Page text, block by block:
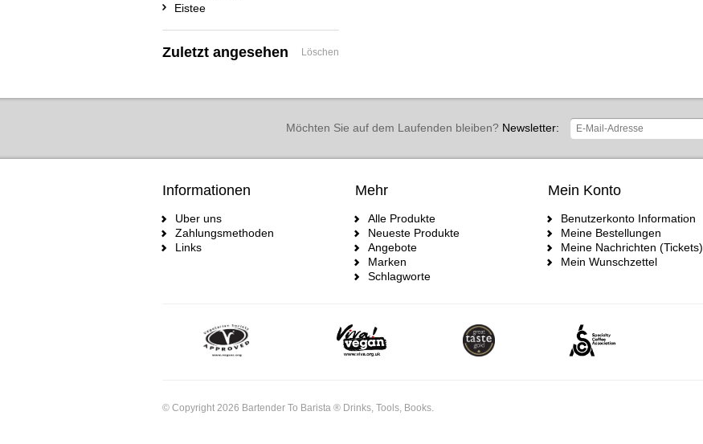
Eistee
Zuletzt angesehen Löschen
Möchten Sie auf dem Laufenden bleiben?Newsletter:
Informationen
Uber uns
Zahlungsmethoden
Links
Mehr
Alle Produkte
Neueste Produkte
Angebote
Marken
Schlagworte
Mein Konto
Benutzerkonto Information
Meine Bestellungen
Meine Nachrichten (Tickets)
Mein Wunschzettel
© Copyright 2026 Bartender To Barista ® Drinks, Tools, Books.